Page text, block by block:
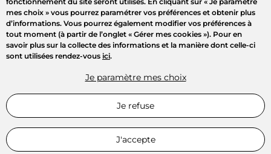
mes choix » vous pourrez paramétrer vos préférences et obtenir plus
d’informations. Vous pourrez également modifier vos préférences à
tout moment (à partir de l’onglet « Gérer mes cookies »). Pour en
savoir plus sur la collecte des informations et la manière dont celle-ci
sont utilisées rendez-vous ici.
Je paramètre mes choix
Je refuse
J'accepte